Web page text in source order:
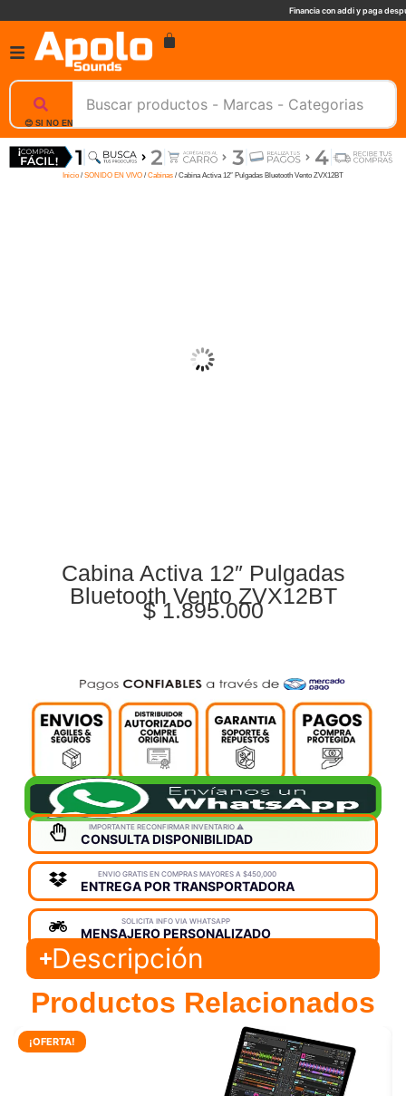
Financia con addi y paga
😊 SI NO ENCUENTRAS UN PRODUCTO, NOSOTROS TE AYUDAMOS, ESCRIBENOS. 📲
Inicio / SONIDO EN VIVO / Cabinas / Cabina Activa 12″ Pulgadas Bluetooth Vento ZVX12BT
Cabina Activa 12″ Pulgadas
Bluetooth Vento ZVX12BT
$1.895.000
IMPORTANTE RECONFIRMAR INVENTARIO ⚠️
CONSULTA DISPONIBILIDAD
ENVIO GRATIS EN COMPRAS MAYORES A $450,000
ENTREGA POR TRANSPORTADORA
SOLICITA INFO VIA WHATSAPP
MENSAJERO PERSONALIZADO
Descripción
Productos Relacionados
¡OFERTA!